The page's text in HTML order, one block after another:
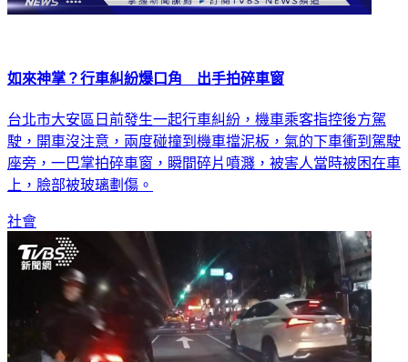
如來神掌？行車糾紛爆口角 出手拍碎車窗
台北市大安區日前發生一起行車糾紛，機車乘客指控後方駕
駛，開車沒注意，兩度碰撞到機車擋泥板，氣的下車衝到駕駛
座旁，一巴掌拍碎車窗，瞬間碎片噴濺，被害人當時被困在車
上，臉部被玻璃劃傷。
社會